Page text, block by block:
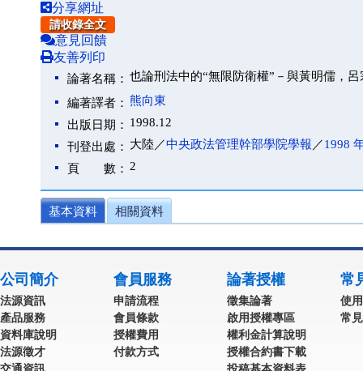
分享網址
請收錄全文
意見回饋
友善列印
論著名稱： 也論刑法中的“無限防衛權”－與黃明儒，
編著譯者： 熊向東
出版日期： 1998.12
刊登出處： 大陸／中央政法管理幹部學院學報 ／1998
頁 數： 2
基本資料 相關資料
公司簡介
法源資訊
產品服務
資料庫說明
法源徵才
會員服務
申請流程
會員條款
授權費用
付款方式
論著授權
徵集論著
啟用授權專區
權利金計算說明
授權合約書下載
常
使
常